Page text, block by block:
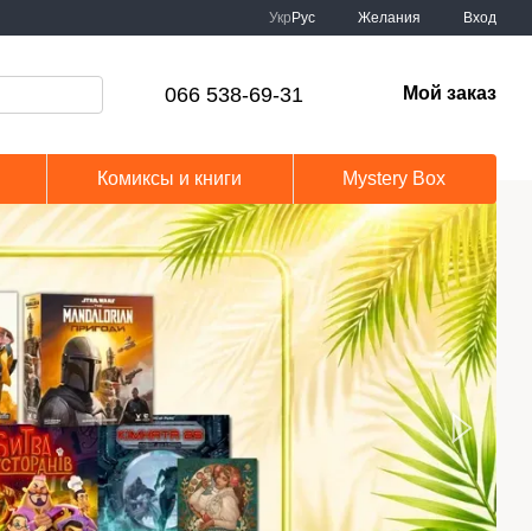
Укр Рус Желания Вход
066 538-69-31 Мой заказ
Комиксы и книги Mystery Box